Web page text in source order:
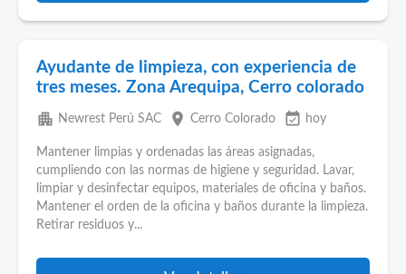
Ayudante de limpieza, con experiencia de
tres meses. Zona Arequipa, Cerro colorado
apartment Newrest Perú SAC place Cerro Colorado event_available hoy
Mantener limpias y ordenadas las áreas asignadas,
cumpliendo con las normas de higiene y seguridad. Lavar,
limpiar y desinfectar equipos, materiales de oficina y baños.
Mantener el orden de la oficina y baños durante la limpieza.
Retirar residuos y...